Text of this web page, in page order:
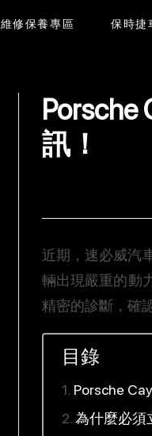
維修保養專區 保時捷
訊！
近期，速必威汽
輛出現嚴重的動
精密的診斷，確
目錄
Porsche
為什麼必須